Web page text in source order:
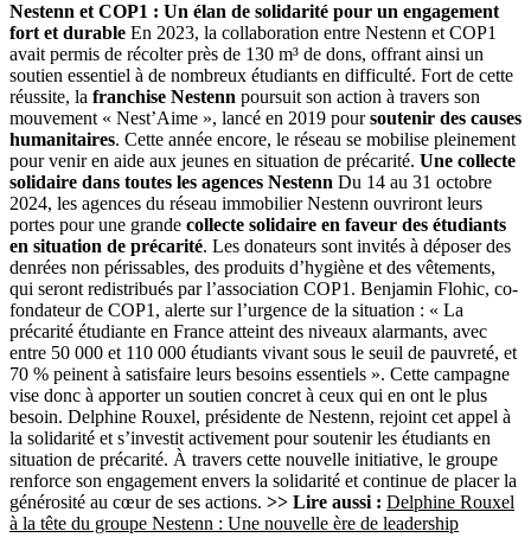
Nestenn et COP1 : Un élan de solidarité pour un engagement
fort et durable En 2023, la collaboration entre Nestenn et COP1
avait permis de récolter près de 130 m³ de dons, offrant ainsi un
soutien essentiel à de nombreux étudiants en difficulté. Fort de cette
réussite, la franchise Nestenn poursuit son action à travers son
mouvement « Nest’Aime », lancé en 2019 poursoutenir des causes
humanitaires. Cette année encore, le réseau se mobilise pleinement
pour venir en aide aux jeunes en situation de précarité. Une collecte
solidaire dans toutes les agences Nestenn Du 14 au 31 octobre
2024, les agences du réseau immobilier Nestenn ouvriront leurs
portes pour une grande collecte solidaire en faveur des étudiants
en situation de précarité. Les donateurs sont invités à déposer des
denrées non périssables, des produits d’hygiène et des vêtements,
qui seront redistribués par l’association COP1. Benjamin Flohic, co-
fondateur de COP1, alerte sur l’urgence de la situation : « La
précarité étudiante en France atteint des niveaux alarmants, avec
entre 50 000 et 110 000 étudiants vivant sous le seuil de pauvreté, et
70 % peinent à satisfaire leurs besoins essentiels ». Cette campagne
vise donc à apporter un soutien concret à ceux qui en ont le plus
besoin. Delphine Rouxel, présidente de Nestenn, rejoint cet appel à
la solidarité et s’investit activement pour soutenir les étudiants en
situation de précarité. À travers cette nouvelle initiative, le groupe
renforce son engagement envers la solidarité et continue de placer la
générosité au cœur de ses actions. >> Lire aussi : Delphine Rouxel
à la tête du groupe Nestenn : Une nouvelle ère de leadership